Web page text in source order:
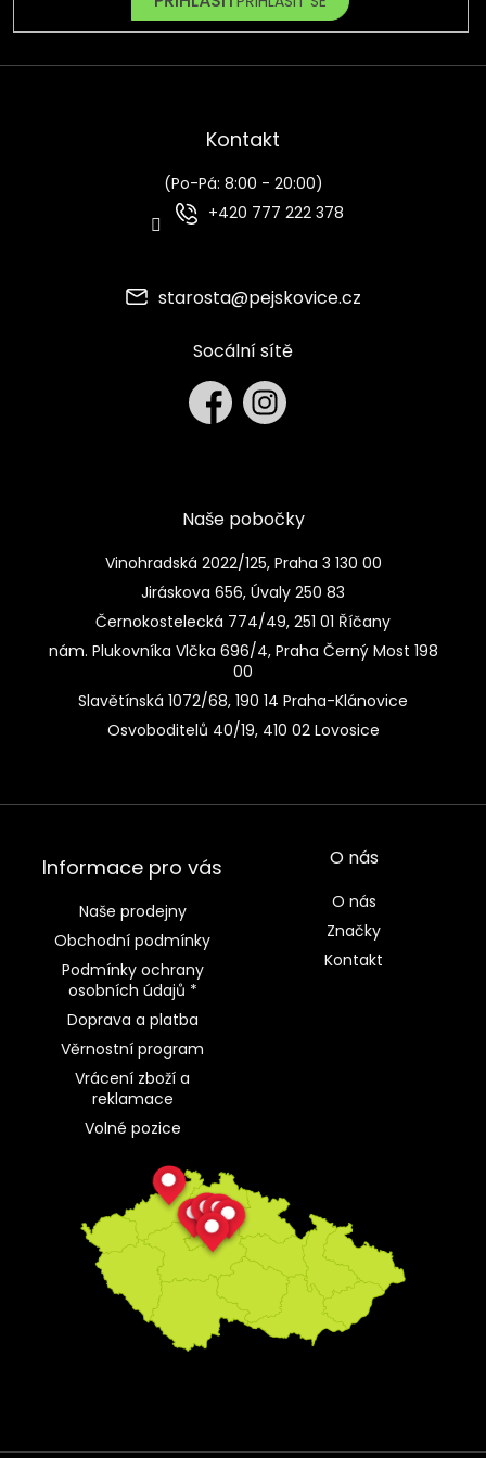
Kontakt
(Po-Pá: 8:00 - 20:00)
+420 777 222 378
starosta@pejskovice.cz
Socální sítě
Naše pobočky
Vinohradská 2022/125, Praha 3 130 00
Jiráskova 656, Úvaly 250 83
Černokostelecká 774/49, 251 01 Říčany
nám. Plukovníka Vlčka 696/4, Praha Černý Most 198
00
Slavětínská 1072/68, 190 14 Praha-Klánovice
Osvoboditelů 40/19, 410 02 Lovosice
Informace pro vás
Naše prodejny
Obchodní podmínky
Podmínky ochrany
osobních údajů *
Doprava a platba
Věrnostní program
Vrácení zboží a
reklamace
Volné pozice
O nás
O nás
Značky
Kontakt